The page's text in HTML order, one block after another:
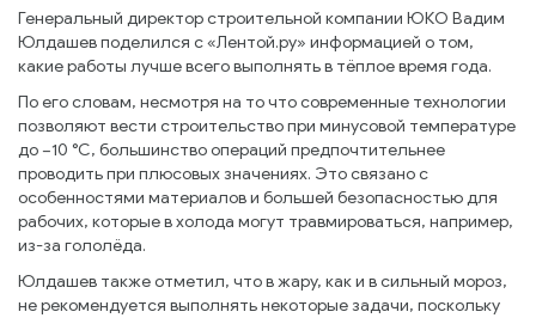
Генеральный директор строительной компании ЮКО Вадим
Юлдашев поделился с «Лентой.ру» информацией о том,
какие работы лучше всего выполнять в тёплое время года.
По его словам, несмотря на то что современные технологии
позволяют вести строительство при минусовой температуре
до −10 °С, большинство операций предпочтительнее
проводить при плюсовых значениях. Это связано с
особенностями материалов и большей безопасностью для
рабочих, которые в холода могут травмироваться, например,
из-за гололёда.
Юлдашев также отметил, что в жару, как и в сильный мороз,
не рекомендуется выполнять некоторые задачи, поскольку